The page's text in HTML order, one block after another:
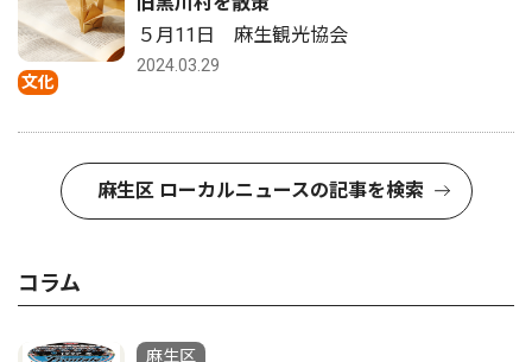
文化
５月11日 麻生観光協会
2024.03.29
麻生区 ローカルニュースの記事を検索
コラム
麻生区